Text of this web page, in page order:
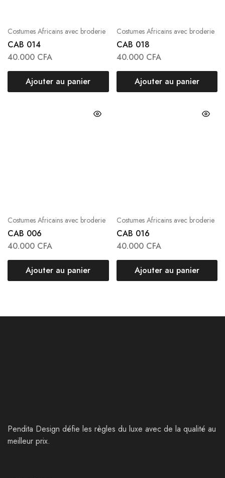
Costumes Africains avec broderie
CAB 014
40.000 CFA
Ajouter au panier
Costumes Africains avec broderie
CAB 018
40.000 CFA
Ajouter au panier
Costumes Africains avec broderie
CAB 006
40.000 CFA
Ajouter au panier
Costumes Africains avec broderie
CAB 016
40.000 CFA
Ajouter au panier
Pendita Design défie les règles du luxe avec de la qualité au
meilleur prix.